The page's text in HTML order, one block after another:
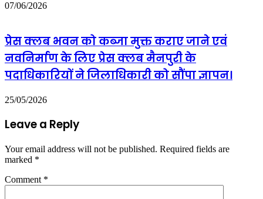
07/06/2026
प्रेस क्लब भवन को कब्जा मुक्त कराए जाने एवं
नवनिर्माण के लिए प्रेस क्लब मैनपुरी के
पदाधिकारियों ने जिलाधिकारी को सौंपा ज्ञापन।
25/05/2026
Leave a Reply
Your email address will not be published. Required fields are
marked *
Comment *